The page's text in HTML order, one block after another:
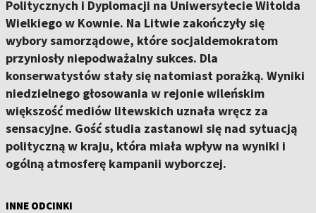
Politycznych i Dyplomacji na Uniwersytecie Witolda
Wielkiego w Kownie. Na Litwie zakończyły się
wybory samorządowe, które socjaldemokratom
przyniosły niepodważalny sukces. Dla
konserwatystów stały się natomiast porażką. Wyniki
niedzielnego głosowania w rejonie wileńskim
większość mediów litewskich uznała wręcz za
sensacyjne. Gość studia zastanowi się nad sytuacją
polityczną w kraju, która miała wpływ na wyniki i
ogólną atmosferę kampanii wyborczej.
INNE ODCINKI